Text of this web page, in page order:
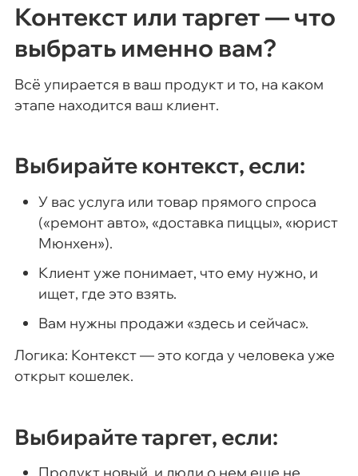
Контекст или таргет — что
выбрать именно вам?
Всё упирается в ваш продукт и то, на каком
этапе находится ваш клиент.
Выбирайте контекст, если:
У вас услуга или товар прямого спроса
(«ремонт авто», «доставка пиццы», «юрист
Мюнхен»).
Клиент уже понимает, что ему нужно, и
ищет, где это взять.
Вам нужны продажи «здесь и сейчас».
Логика: Контекст — это когда у человека уже
открыт кошелек.
Выбирайте таргет, если: